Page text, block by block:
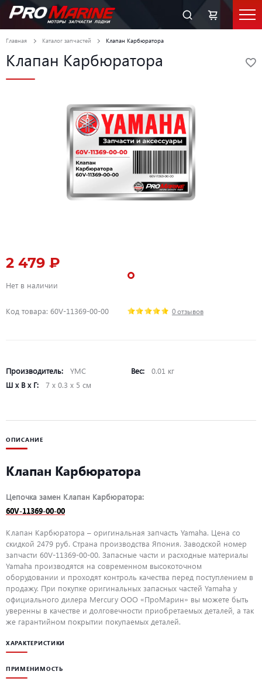
Главная Каталог запчастей Клапан Карбюратора
Клапан Карбюратора
2 479 ₽
Нет в наличии
Код товара: 60V-11369-00-00 0 отзывов
Производитель: YMC Вес:
0.01 кг
Ш х В х Г:
7 х 0.3 х 5 см
ОПИСАНИЕ
Клапан Карбюратора
Цепочка замен Клапан Карбюратора:
60V-11369-00-00
Клапан Карбюратора – оригинальная запчасть Yamaha. Цена со
скидкой 2479 руб. Страна производства Япония. Заводской номер
запчасти 60V-11369-00-00. Запасные части и расходные материалы
Yamaha производятся на современном высокоточном
оборудовании и проходят контроль качества перед поступлением в
продажу. При покупке оригинальных запасных частей Yamaha у
официального дилера Mercury ООО «ПроМарин» вы можете быть
уверенны в качестве и долговечности приобретаемых деталей, а так
же гарантийном покрытии покупаемых деталей.
ХАРАКТЕРИСТИКИ
ПРИМЕНИМОСТЬ